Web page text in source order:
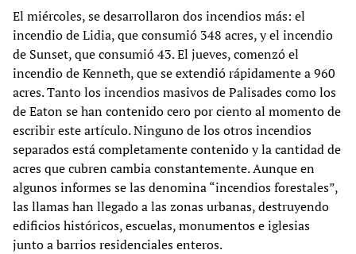
El miércoles, se desarrollaron dos incendios más: el
incendio de Lidia, que consumió 348 acres, y el incendio
de Sunset, que consumió 43. El jueves, comenzó el
incendio de Kenneth, que se extendió rápidamente a 960
acres. Tanto los incendios masivos de Palisades como los
de Eaton se han contenido cero por ciento al momento de
escribir este artículo. Ninguno de los otros incendios
separados está completamente contenido y la cantidad de
acres que cubren cambia constantemente. Aunque en
algunos informes se las denomina “incendios forestales”,
las llamas han llegado a las zonas urbanas, destruyendo
edificios históricos, escuelas, monumentos e iglesias
junto a barrios residenciales enteros.